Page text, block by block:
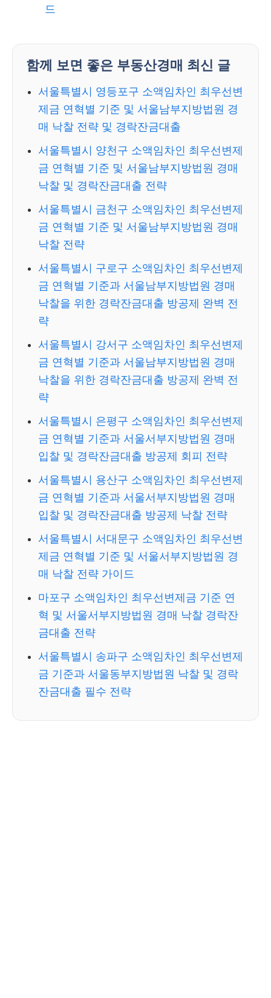
드
함께 보면 좋은 부동산경매 최신 글
서울특별시 영등포구 소액임차인 최우선변
제금 연혁별 기준 및 서울남부지방법원 경
매 낙찰 전략 및 경락잔금대출
서울특별시 양천구 소액임차인 최우선변제
금 연혁별 기준 및 서울남부지방법원 경매
낙찰 및 경락잔금대출 전략
서울특별시 금천구 소액임차인 최우선변제
금 연혁별 기준 및 서울남부지방법원 경매
낙찰 전략
서울특별시 구로구 소액임차인 최우선변제
금 연혁별 기준과 서울남부지방법원 경매
낙찰을 위한 경락잔금대출 방공제 완벽 전
략
서울특별시 강서구 소액임차인 최우선변제
금 연혁별 기준과 서울남부지방법원 경매
낙찰을 위한 경락잔금대출 방공제 완벽 전
략
서울특별시 은평구 소액임차인 최우선변제
금 연혁별 기준과 서울서부지방법원 경매
입찰 및 경락잔금대출 방공제 회피 전략
서울특별시 용산구 소액임차인 최우선변제
금 연혁별 기준과 서울서부지방법원 경매
입찰 및 경락잔금대출 방공제 낙찰 전략
서울특별시 서대문구 소액임차인 최우선변
제금 연혁별 기준 및 서울서부지방법원 경
매 낙찰 전략 가이드
마포구 소액임차인 최우선변제금 기준 연
혁 및 서울서부지방법원 경매 낙찰 경락잔
금대출 전략
서울특별시 송파구 소액임차인 최우선변제
금 기준과 서울동부지방법원 낙찰 및 경락
잔금대출 필수 전략